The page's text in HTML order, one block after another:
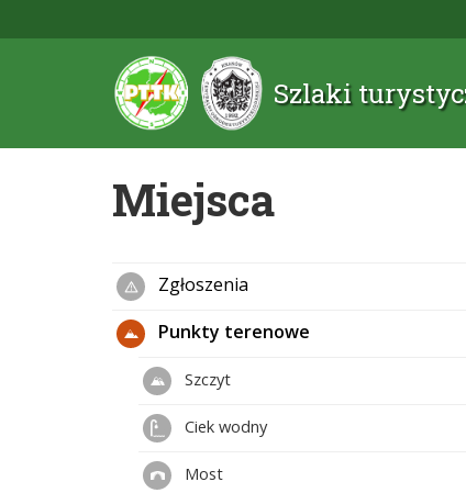
Szlaki
Miejsca
Zgłoszenia
Punkty terenowe
Szczyt
Ciek wodny
Most